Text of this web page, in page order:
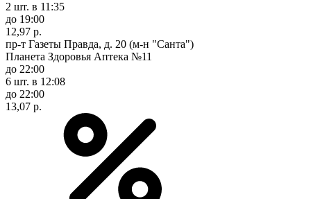
2 шт. в 11:35
до 19:00
12,97 р.
пр-т Газеты Правда, д. 20 (м-н "Санта")
Планета Здоровья Аптека №11
до 22:00
6 шт. в 12:08
до 22:00
13,07 р.